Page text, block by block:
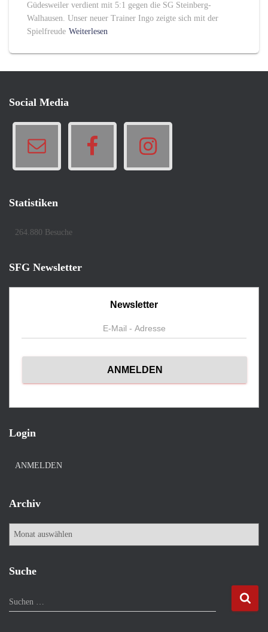
Güdesweiler verdient mit 5:1 gegen die SG Steinberg-
Walhausen. Unser neuer Trainer Ingo zeigte sich mit der
Spielfreude Weiterlesen
Social Media
Statistiken
264.880 Besuche
SFG Newsletter
Newsletter
Login
ANMELDEN
Archiv
A
h
Suche
S
u
Suchen …